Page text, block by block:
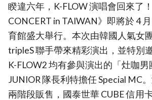
睽違六年，K-FLOW 演唱會回來了
CONCERT in TAIWAN》即將於 4
育館盛大舉行。本次由韓國人氣女
tripleS 聯手帶來精彩演出，並特別
K-FLOW2 均有參與演出的「灶咖男
JUNIOR 隊長利特擔任 Special MC
兩階段販售，國泰世華 CUBE 信用